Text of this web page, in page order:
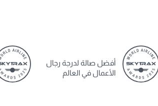
أفضل صالة لدرجة رجال
الأعمال في العالم